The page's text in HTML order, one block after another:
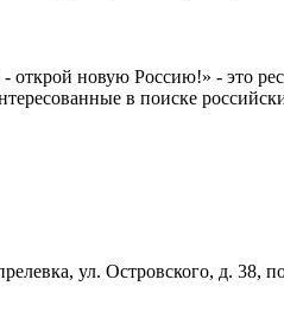
новую Россию!» - это
в поиске
ул. Островского, д. 38,